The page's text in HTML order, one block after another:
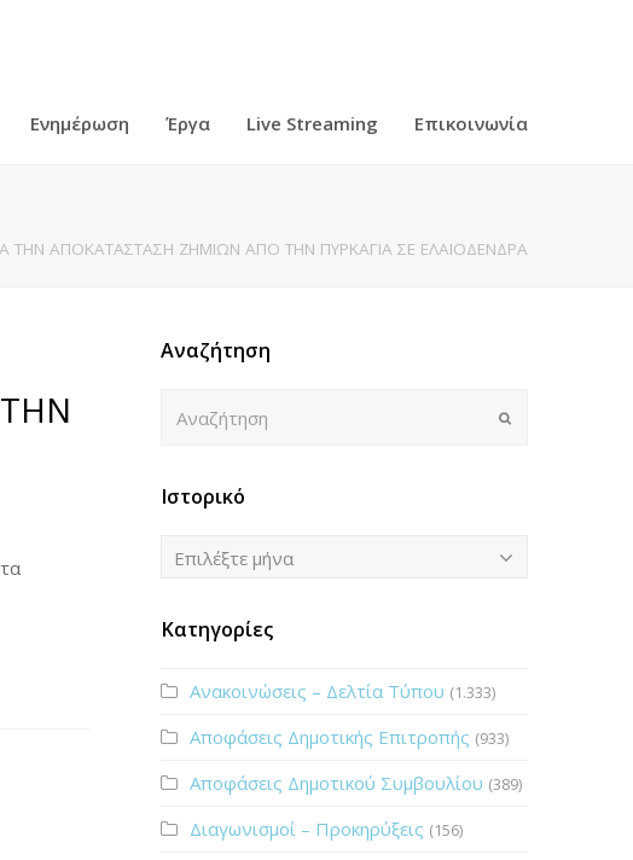
Ενημέρωση Έργα Live Streaming Επικοινωνία
ΤΗΝ ΑΠΟΚΑΤΑΣΤΑΣΗ ΖΗΜΙΩΝ ΑΠΟ ΤΗΝ ΠΥΡΚΑΓΙΑ ΣΕ ΕΛΑΙΟΔΕΝΔΡΑ
Αναζήτηση
Ιστορικό
Ιστορικό
Επιλέξτε μήνα
Κατηγορίες
Ανακοινώσεις – Δελτία Τύπου (1.333)
Αποφάσεις Δημοτικής Επιτροπής (933)
Αποφάσεις Δημοτικού Συμβουλίου (389)
Διαγωνισμοί – Προκηρύξεις (156)